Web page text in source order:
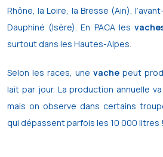
Rhône, la Loire, la Bresse (Ain),
Dauphiné (Isère). En PACA les
surtout dans les Hautes-Alpes.
Selon les races, une vache peut
lait par jour. La production annuelle
mais on observe dans certains
qui dépassent parfois les 10 000 litres !